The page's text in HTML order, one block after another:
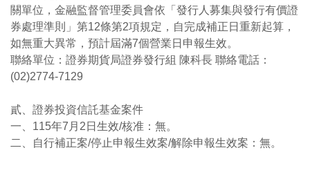
關單位，金融監督管理委員會依「發行人募集與發行有價證
券處理準則」第12條第2項規定，自完成補正日重新起算，
如無重大異常，預計屆滿7個營業日申報生效。
聯絡單位：證券期貨局證券發行組 陳科長 聯絡電話：
(02)2774-7129
貳、證券投資信託基金案件
一、115年7月2日生效/核准：無。
二、自行補正案/停止申報生效案/解除申報生效案：無。